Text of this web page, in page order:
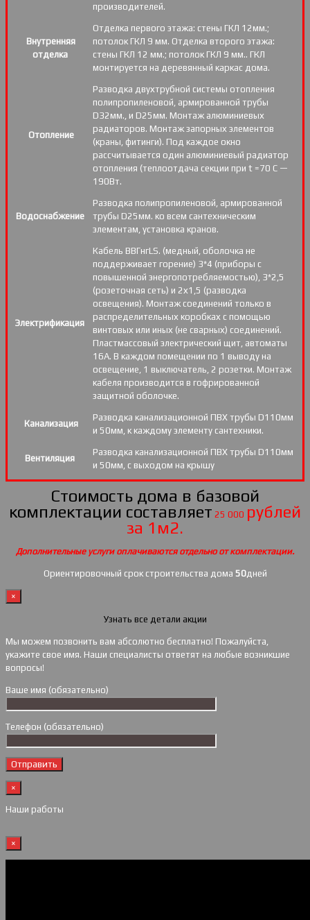
производителей.
Внутренняя
отделка
Отделка первого этажа: стены ГКЛ 12мм.;
потолок ГКЛ 9 мм. Отделка второго этажа:
стены ГКЛ 12 мм.; потолок ГКЛ 9 мм.. ГКЛ
монтируется на деревянный каркас дома.
Отопление
Разводка двухтрубной системы отопления
полипропиленовой, армированной трубы
D32мм., и D25мм. Монтаж алюминиевых
радиаторов. Монтаж запорных элементов
(краны, фитинги). Под каждое окно
рассчитывается один алюминиевый радиатор
отопления (теплоотдача секции при t =70 С —
190Вт.
Водоснабжение
Разводка полипропиленовой, армированной
трубы D25мм. ко всем сантехническим
элементам, установка кранов.
Электрификация
Кабель ВВГнгLS. (медный, оболочка не
поддерживает горение) 3*4 (приборы с
повышенной энергопотребляемостью), 3*2,5
(розеточная сеть) и 2х1,5 (разводка
освещения). Монтаж соединений только в
распределительных коробках с помощью
винтовых или иных (не сварных) соединений.
Пластмассовый электрический щит, автоматы
16А. В каждом помещении по 1 выводу на
освещение, 1 выключатель, 2 розетки. Монтаж
кабеля производится в гофрированной
защитной оболочке.
Канализация
Разводка канализационной ПВХ трубы D110мм
и 50мм, к каждому элементу сантехники.
Вентиляция
Разводка канализационной ПВХ трубы D110мм
и 50мм, с выходом на крышу
Стоимость дома в базовой
комплектации составляет 25 000 рублей
за 1м2.
Дополнительные услуги оплачиваются отдельно от комплектации.
Ориентировочный срок строительства дома 50дней
×
Узнать все детали акции
Мы можем позвонить вам абсолютно бесплатно! Пожалуйста,
укажите свое имя. Наши специалисты ответят на любые возникшие
вопросы!
Ваше имя (обязательно)
Телефон (обязательно)
×
Наши работы
×